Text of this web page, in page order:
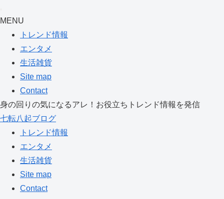
MENU
トレンド情報
エンタメ
生活雑貨
Site map
Contact
身の回りの気になるアレ！お役立ちトレンド情報を発信
七転八起ブログ
トレンド情報
エンタメ
生活雑貨
Site map
Contact